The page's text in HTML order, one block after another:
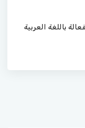
باللغة العربية